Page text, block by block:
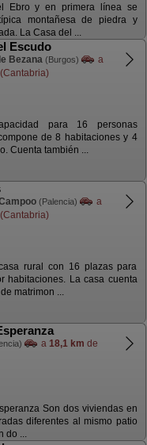
Ebro y en primera línea se
montañesa de piedra y
La Casa del ...
Escudo
Bezana (Burgos)
a
para 16 personas
de 8 habitaciones y 4
Cuenta también ...
(Palencia)
a
rural con 16 plazas para
habitaciones. La casa cuenta
matrimon ...
a 18,1 km de
Son dos viviendas en
diferentes al mismo patio
do ...